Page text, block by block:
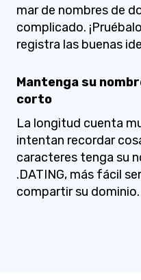
mar de nombres de
complicado.
registra las buenas
Mantenga su
corto
La longitud cuenta
intentan recordar
caracteres tenga su
.DATING, más fácil
compartir su